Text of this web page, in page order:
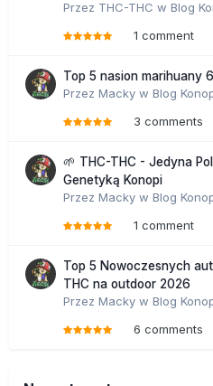
Przez THC-THC w Blog
1 comment
Top 5 nasion marihuany
Przez Macky w Blog
3 comments
🌱 THC-THC - Jedyna
Genetyką Konopi
Przez Macky w Blog
1 comment
Top 5 Nowoczesnych
THC na outdoor 2026
Przez Macky w Blog
6 comments